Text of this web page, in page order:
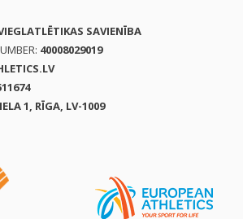
SAVIENĪBA
40008029019
1, RĪGA, LV-1009